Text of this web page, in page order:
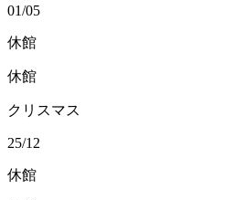
01/05
休館
休館
クリスマス
25/12
休館